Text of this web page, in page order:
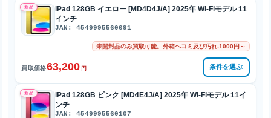
新品
iPad 128GB イエロー [MD4D4J/A] 2025年 Wi-Fiモデル 11
インチ
JAN: 4549995560091
未開封品のみ買取可能。外箱ヘコミ及び汚れ-1000円～
買取価格63,200 円 条件を選ぶ
新品
iPad 128GB ピンク [MD4E4J/A] 2025年 Wi-Fiモデル 11イ
ンチ
JAN: 4549995560107